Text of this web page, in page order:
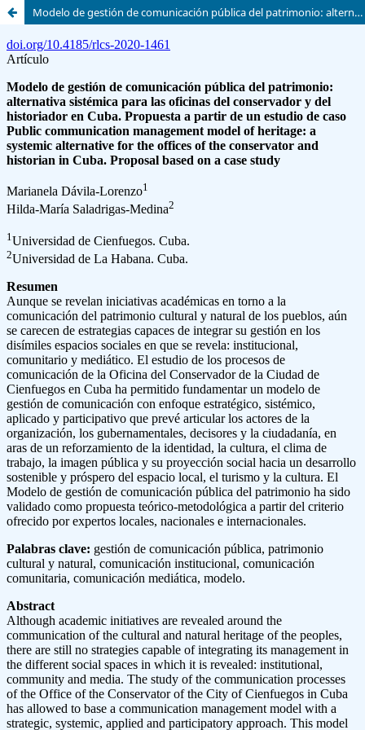
Modelo de gestión de comunicación pública del patrimonio: alternativa sistémica para las oficinas del conservador y del historiador en Cuba. Propuesta a partir de un estudio de caso